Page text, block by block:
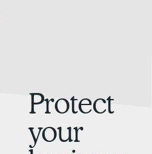
Protect
your